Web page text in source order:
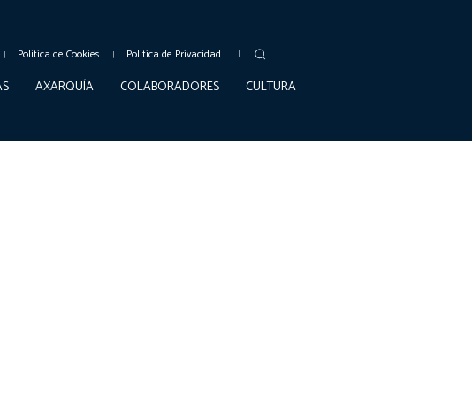
Política de Cookies Política de Privacidad
AXARQUÍA COLABORADORES CULTURA